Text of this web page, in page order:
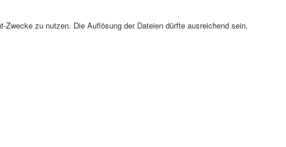
zu nutzen. Die Auflösung der Dateien dürfte ausreichend sein.